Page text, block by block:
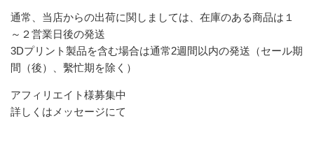
通常、当店からの出荷に関しましては、在庫のある商品は１
～２営業日後の発送
3Dプリント製品を含む場合は通常2週間以内の発送（セール期
間（後）、繫忙期を除く）
アフィリエイト様募集中
詳しくはメッセージにて